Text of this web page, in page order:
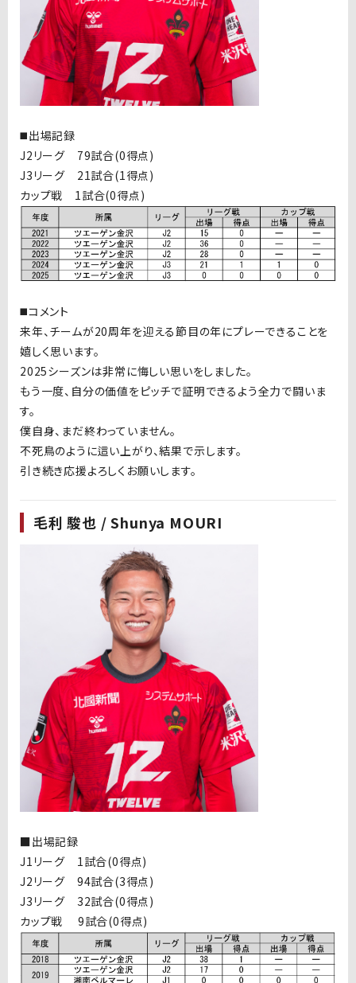
◼️出場記録
J2リーグ 79試合(0得点)
J3リーグ 21試合(1得点)
カップ戦 1試合(0得点)
◼️コメント
来年、チームが20周年を迎える節目の年にプレーできることを
嬉しく思います。
2025シーズンは非常に悔しい思いをしました。
もう一度、自分の価値をピッチで証明できるよう全力で闘いま
す。
僕自身、まだ終わっていません。
不死鳥のように這い上がり、結果で示します。
引き続き応援よろしくお願いします。
毛利 駿也 / Shunya MOURI
■出場記録
J1リーグ 1試合(0得点)
J2リーグ 94試合(3得点)
J3リーグ 32試合(0得点)
カップ戦 9試合(0得点)